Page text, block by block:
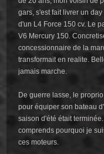
gars, s'est fait livrer un
d'un L4 Force 150 cv. Le
V6 Mercury 150.
concessionnaire de la
transformait en realite.
jamais marche.
De guerre lasse, le
pour équiper son bateau
saison d'été était
comprends pourquoi je
ces moteurs.